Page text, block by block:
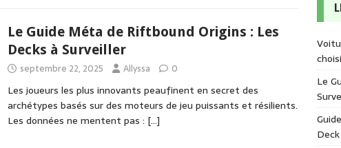
Le Guide Méta de Riftbound Origins : Les
Decks à Surveiller
septembre 22, 2025 Allyssa 0
Les joueurs les plus innovants peaufinent en secret des
archétypes basés sur des moteurs de jeu puissants et résilients.
Les données ne mentent pas : […]
Le